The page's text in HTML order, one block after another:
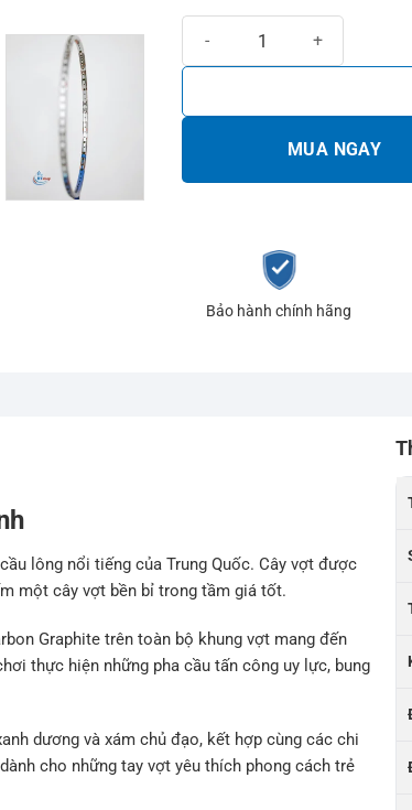
MUA NGAY
Bảo hành chính hãng
lông nổi tiếng của Trung Quốc. Cây vợt được
một cây vợt bền bỉ trong tầm giá tốt.
Graphite trên toàn bộ khung vợt mang đến
thực hiện những pha cầu tấn công uy lực, bung
dương và xám chủ đạo, kết hợp cùng các chi
cho những tay vợt yêu thích phong cách trẻ